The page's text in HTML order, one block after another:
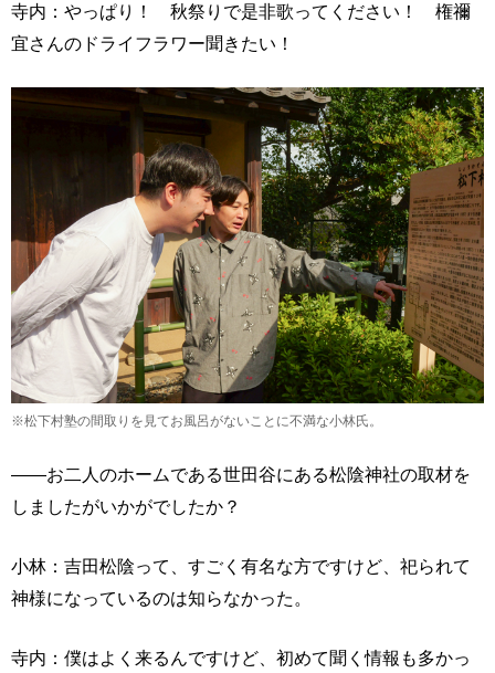
寺内：やっぱり！ 秋祭りで是非歌ってください！ 権禰
宜さんのドライフラワー聞きたい！
※松下村塾の間取りを見てお風呂がないことに不満な小林氏。
――お二人のホームである世田谷にある松陰神社の取材を
しましたがいかがでしたか？
小林：吉田松陰って、すごく有名な方ですけど、祀られて
神様になっているのは知らなかった。
寺内：僕はよく来るんですけど、初めて聞く情報も多かっ